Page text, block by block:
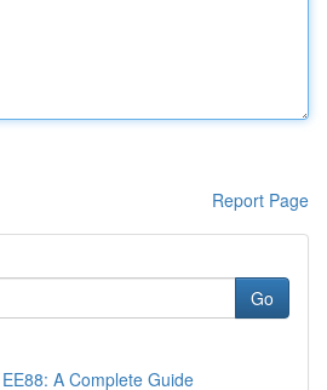
Report Page
Go
A Complete Guide